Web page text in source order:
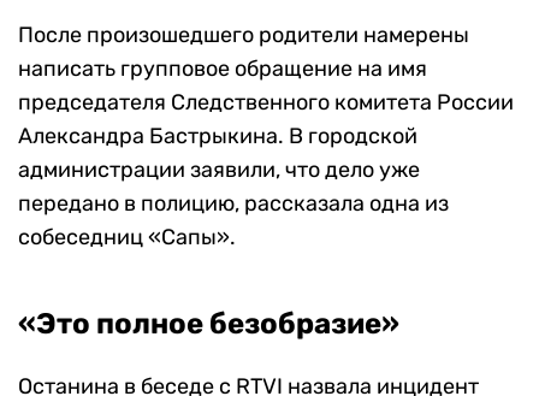
После произошедшего родители намерены
написать групповое обращение на имя
председателя Следственного комитета России
Александра Бастрыкина. В городской
администрации заявили, что дело уже
передано в полицию, рассказала одна из
собеседниц «Сапы».
«Это полное безобразие»
Останина в беседе с RTVI назвала инцидент